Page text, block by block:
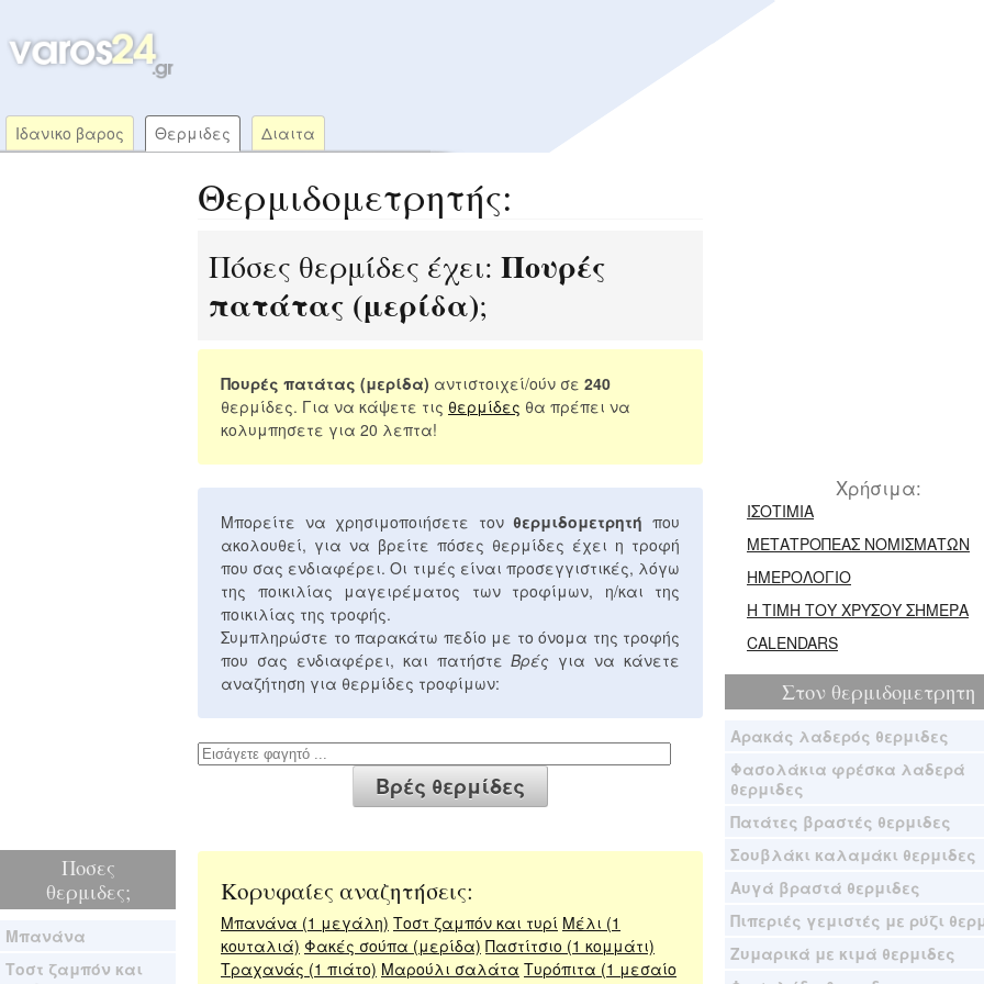
Ιδανικο βαρος Θερμιδες Διαιτα
Ποσες
θερμιδες;
Μπανάνα
Τοστ ζαμπόν και
Θερμιδομετρητής:
Πόσες θερμίδες έχει: Πουρές
πατάτας (μερίδα);
Πουρές πατάτας (μερίδα) αντιστοιχεί/ούν σε 240
θερμίδες. Για να κάψετε τις θερμίδες θα πρέπει να
κολυμπησετε για 20 λεπτα!
Μπορείτε να χρησιμοποιήσετε τονθερμιδομετρητή που
ακολουθεί, για να βρείτε πόσες θερμίδες έχει η τροφή
που σας ενδιαφέρει. Οι τιμές είναι προσεγγιστικές, λόγω
της ποικιλίας μαγειρέματος των τροφίμων, η/και της
ποικιλίας της τροφής.
Συμπληρώστε το παρακάτω πεδίο με το όνομα της τροφής
που σας ενδιαφέρει, και πατήστεΒρές για να κάνετε
αναζήτηση για θερμίδες τροφίμων:
Κορυφαίες αναζητήσεις:
Μπανάνα (1 μεγάλη) Τοστ ζαμπόν και τυρί Μέλι (1
κουταλιά) Φακές σούπα (μερίδα) Παστίτσιο (1 κομμάτι)
Τραχανάς (1 πιάτο) Μαρούλι σαλάτα Τυρόπιτα (1 μεσαίο
Χρήσιμα:
ΙΣΟΤΙΜΙΑ
ΜΕΤΑΤΡΟΠΕΑΣ ΝΟΜΙΣΜΑΤΩΝ
ΗΜΕΡΟΛΟΓΙΟ
Η ΤΙΜΗ ΤΟΥ ΧΡΥΣΟΥ ΣΗΜΕΡΑ
CALENDARS
Στον θερμιδομετρητη
Αρακάς λαδερός θερμιδες
Φασολάκια φρέσκα λαδερά
θερμιδες
Πατάτες βραστές θερμιδες
Σουβλάκι καλαμάκι θερμιδες
Αυγά βραστά θερμιδες
Πιπεριές γεμιστές με ρύζι
Ζυμαρικά με κιμά θερμιδες